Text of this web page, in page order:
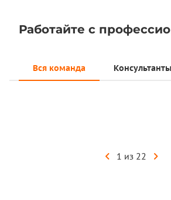
Работайте с
Вся команда Консультанты
1 из 22